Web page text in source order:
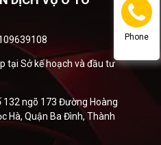
Phone
tại Sở kế hoạch và đầu tư
132 ngõ 173 Đường Hoàng
Hà, Quận Ba Đình, Thành